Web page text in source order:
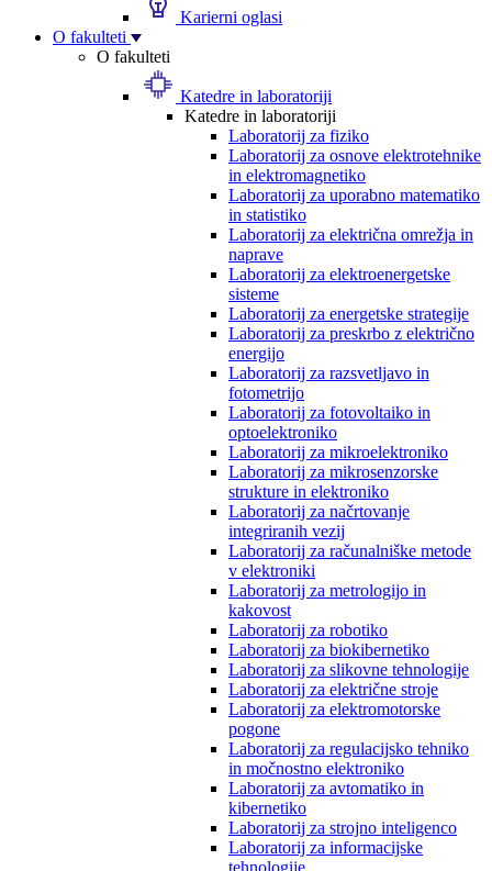
Karierni oglasi
O fakulteti
O fakulteti
Katedre in laboratoriji
Katedre in laboratoriji
Laboratorij za fiziko
Laboratorij za osnove elektrotehnike
in elektromagnetiko
Laboratorij za uporabno matematiko
in statistiko
Laboratorij za električna omrežja in
naprave
Laboratorij za elektroenergetske
sisteme
Laboratorij za energetske strategije
Laboratorij za preskrbo z električno
energijo
Laboratorij za razsvetljavo in
fotometrijo
Laboratorij za fotovoltaiko in
optoelektroniko
Laboratorij za mikroelektroniko
Laboratorij za mikrosenzorske
strukture in elektroniko
Laboratorij za načrtovanje
integriranih vezij
Laboratorij za računalniške metode
v elektroniki
Laboratorij za metrologijo in
kakovost
Laboratorij za robotiko
Laboratorij za biokibernetiko
Laboratorij za slikovne tehnologije
Laboratorij za električne stroje
Laboratorij za elektromotorske
pogone
Laboratorij za regulacijsko tehniko
in močnostno elektroniko
Laboratorij za avtomatiko in
kibernetiko
Laboratorij za strojno inteligenco
Laboratorij za informacijske
tehnologije